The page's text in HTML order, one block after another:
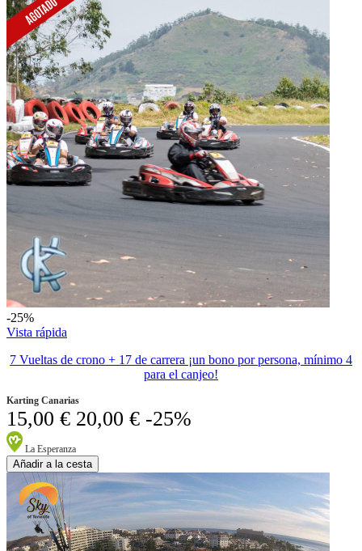
-25%
Vista rápida
7 Vueltas de crono + 17 de carrera ¡un bono por persona, mínimo 4
para el canjeo!
Karting Canarias
15,00 € 20,00 € -25%
La Esperanza
Añadir a la cesta